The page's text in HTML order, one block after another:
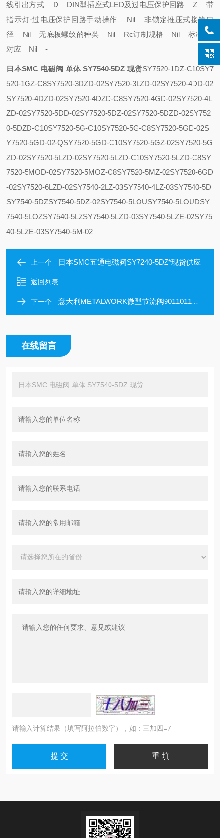
线引出方式 D DIN型插座式LED及过电压保护回路 Z 带
指示灯·过电压保护回路手动操作 Nil 非锁定推压式接管口
径 Nil 无底板螺纹的种类 Nil Rc订制规格 Nil 标准
CE
对应 Nil -
日本SMC 电磁阀 单体 SY7540-5DZ 现货SY7520-1DZ-C10SY7
520-1GZ-C8SY7520-3DZD-02SY7520-3LZD-02SY7520-4DD-02
SY7520-4DZD-02SY7520-4DZD-C8SY7520-4GD-02SY7520-4L
ZD-02SY7520-5DD-02SY7520-5DZ-02SY7520-5DZD-02SY752
0-5DZD-C10SY7520-5G-C10SY7520-5G-C8SY7520-5GD-02S
Y7520-5GD-02-QSY7520-5GD-C10SY7520-5GZ-02SY7520-5G
ZD-02SY7520-5LZD-02SY7520-5LZD-C10SY7520-5LZD-C8SY
7520-5MOD-02SY7520-5MOZ-C8SY7520-5MZ-02SY7520-6GD
-02SY7520-6LZD-02SY7540-2LZ-03SY7540-4LZ-03SY7540-5D
SY7540-5DZSY7540-5DZ-02SY7540-5LOUSY7540-5LOUDSY
7540-5LOZSY7540-5LZSY7540-5LZD-03SY7540-5LZE-02SY75
40-5LZE-03SY7540-5M-02
上一个： 日本SMC五通电磁阀SY7240-5DZ*现货供应
返回列表
下一个：意大利METALWORK微型节流阀9011011C现货原装正品
在线留言
请输入计算结果（填写阿拉伯数字），如：三加四=7